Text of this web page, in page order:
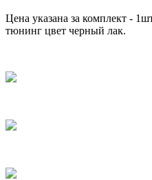
Цена указана за комплект -
тюнинг цвет черный лак.